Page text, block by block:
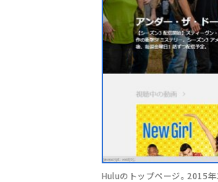
Huluのトップページ。2015